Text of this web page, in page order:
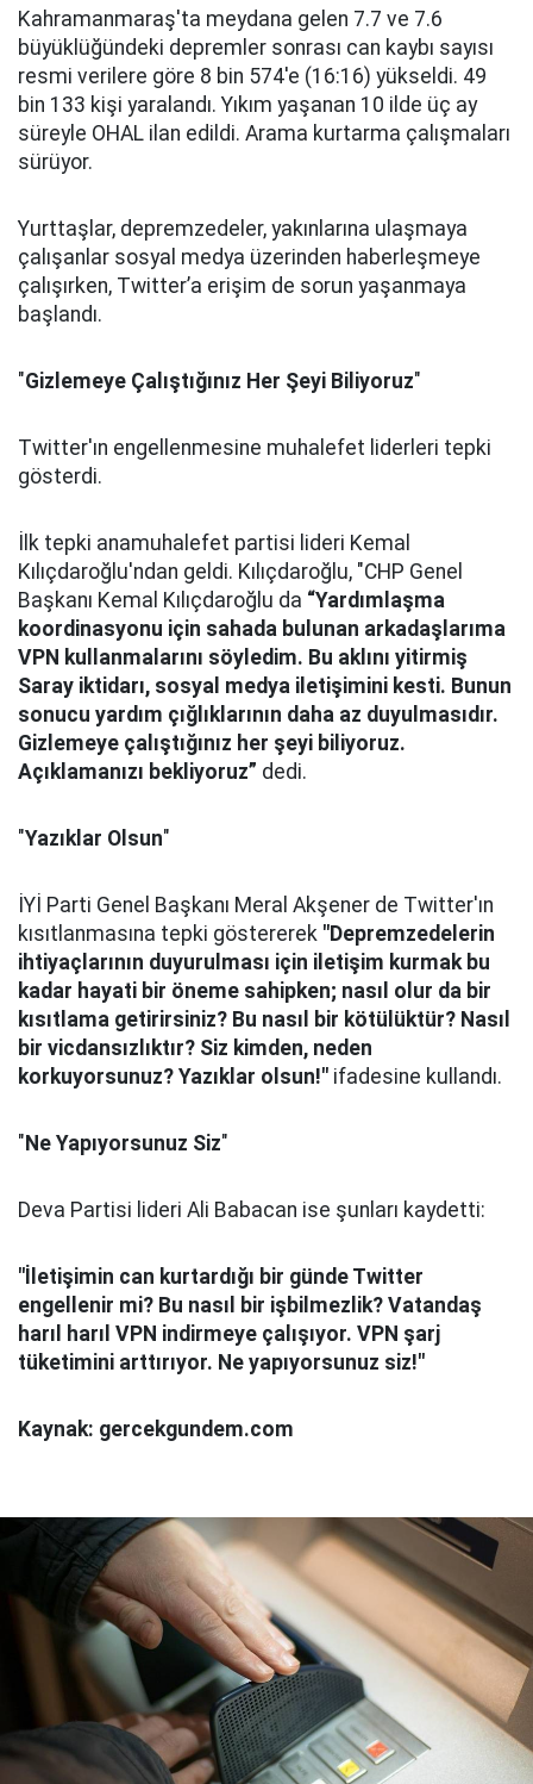
Kahramanmaraş'ta meydana gelen 7.7 ve 7.6
büyüklüğündeki depremler sonrası can kaybı sayısı
resmi verilere göre 8 bin 574'e (16:16) yükseldi. 49
bin 133 kişi yaralandı. Yıkım yaşanan 10 ilde üç ay
süreyle OHAL ilan edildi. Arama kurtarma çalışmaları
sürüyor.
Yurttaşlar, depremzedeler, yakınlarına ulaşmaya
çalışanlar sosyal medya üzerinden haberleşmeye
çalışırken, Twitter’a erişim de sorun yaşanmaya
başlandı.
"Gizlemeye Çalıştığınız Her Şeyi Biliyoruz"
Twitter'ın engellenmesine muhalefet liderleri tepki
gösterdi.
İlk tepki anamuhalefet partisi lideri Kemal
Kılıçdaroğlu'ndan geldi. Kılıçdaroğlu, "CHP Genel
Başkanı Kemal Kılıçdaroğlu da “Yardımlaşma
koordinasyonu için sahada bulunan arkadaşlarıma
VPN kullanmalarını söyledim. Bu aklını yitirmiş
Saray iktidarı, sosyal medya iletişimini kesti. Bunun
sonucu yardım çığlıklarının daha az duyulmasıdır.
Gizlemeye çalıştığınız her şeyi biliyoruz.
Açıklamanızı bekliyoruz” dedi.
"Yazıklar Olsun"
İYİ Parti Genel Başkanı Meral Akşener de Twitter'ın
kısıtlanmasına tepki göstererek "Depremzedelerin
ihtiyaçlarının duyurulması için iletişim kurmak bu
kadar hayati bir öneme sahipken; nasıl olur da bir
kısıtlama getirirsiniz? Bu nasıl bir kötülüktür? Nasıl
bir vicdansızlıktır? Siz kimden, neden
korkuyorsunuz? Yazıklar olsun!" ifadesine kullandı.
" Ne Yapıyorsunuz Siz"
Deva Partisi lideri Ali Babacan ise şunları kaydetti:
"İletişimin can kurtardığı bir günde Twitter
engellenir mi? Bu nasıl bir işbilmezlik? Vatandaş
harıl harıl VPN indirmeye çalışıyor. VPN şarj
tüketimini arttırıyor. Ne yapıyorsunuz siz!"
Kaynak: gercekgundem.com